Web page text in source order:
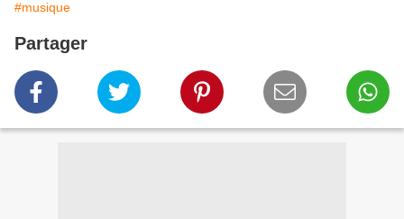
#musique
Partager